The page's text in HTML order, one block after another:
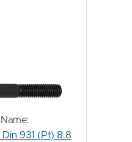
Din 931 (Pt) 8.8